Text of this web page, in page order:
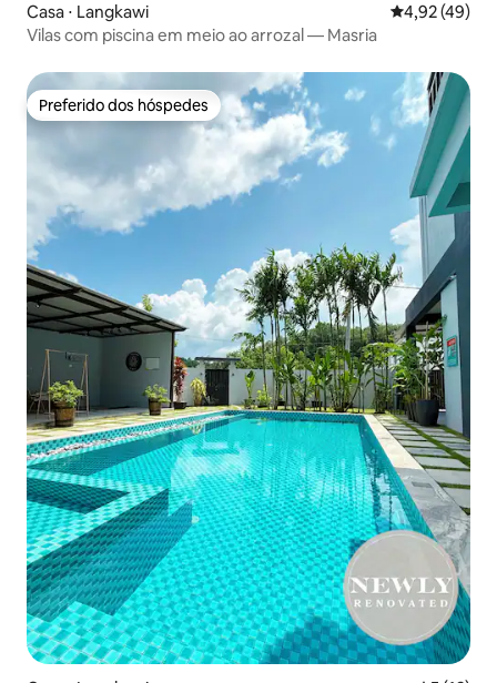
Casa ⋅ Langkawi 4,92 de uma
4,92 (49)
Vilas com piscina em meio ao arrozal — Masria
Preferido dos hóspedes
Preferido dos hóspedes